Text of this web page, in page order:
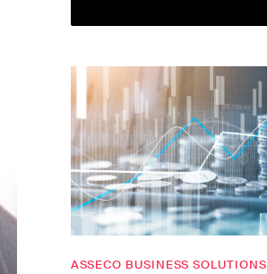
ASSECO BUSINESS SOLUTIONS